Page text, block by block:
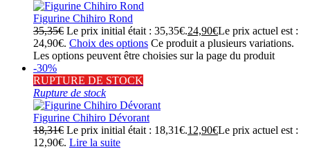
Figurine Chihiro Rond
35,35€ Le prix initial était : 35,35€.24,90€Le prix actuel est :
24,90€. Choix des options Ce produit a plusieurs variations.
Les options peuvent être choisies sur la page du produit
-30%
RUPTURE DE STOCK
Rupture de stock
Figurine Chihiro Dévorant
18,31€ Le prix initial était : 18,31€.12,90€Le prix actuel est :
12,90€. Lire la suite